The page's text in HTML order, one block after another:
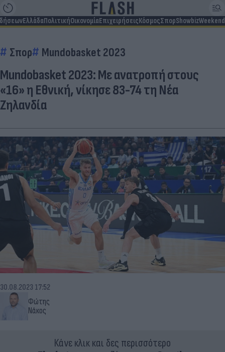
ΕλλάδαΠολιτικήΟικονομίαΕπιχειρήσειςΚόσμοςΣπορShowbizWeekend
Σπορ Mundobasket 2023
Mundobasket 2023: Με ανατροπή στους
«16» η Εθνική, νίκησε 83-74 τη Νέα
Ζηλανδία
Φώτης
Νάκος
30.08.2023 17:52
Κάνε κλικ και δες περισσότερο